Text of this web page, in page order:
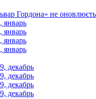
Гордона» не
январь
январь
январь
январь
декабрь
декабрь
декабрь
декабрь